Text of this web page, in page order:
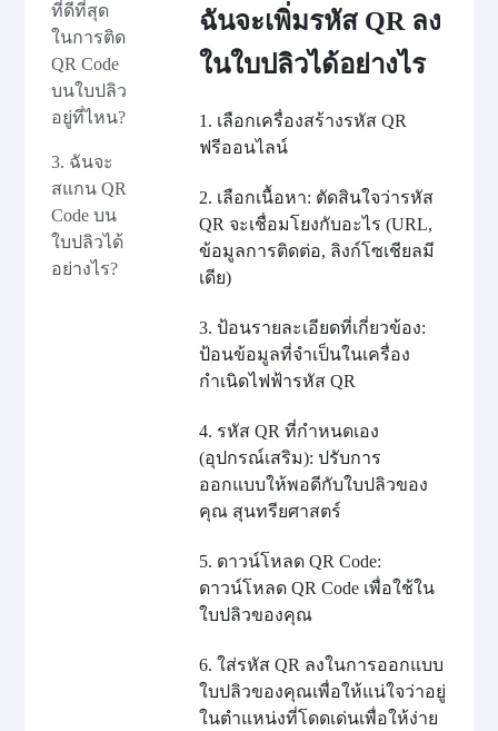
ที่ดีที่สุด
ในการติด
QR Code
บนใบปลิว
อยู่ที่ไหน?
3. ฉันจะ
สแกน QR
Code บน
ใบปลิวได้
อย่างไร?
ฉันจะเพิ่มรหัส QR ลง
ในใบปลิวได้อย่างไร
1. เลือกเครื่องสร้างรหัส QR
ฟรีออนไลน์
2. เลือกเนื้อหา: ตัดสินใจว่ารหัส
QR จะเชื่อมโยงกับอะไร (URL,
ข้อมูลการติดต่อ, ลิงก์โซเชียลมี
เดีย)
3. ป้อนรายละเอียดที่เกี่ยวข้อง:
ป้อนข้อมูลที่จำเป็นในเครื่อง
กำเนิดไฟฟ้ารหัส QR
4. รหัส QR ที่กำหนดเอง
(อุปกรณ์เสริม): ปรับการ
ออกแบบให้พอดีกับใบปลิวของ
คุณ สุนทรียศาสตร์
5. ดาวน์โหลด QR Code:
ดาวน์โหลด QR Code เพื่อใช้ใน
ใบปลิวของคุณ
6. ใส่รหัส QR ลงในการออกแบบ
ใบปลิวของคุณเพื่อให้แน่ใจว่าอยู่
ในตำแหน่งที่โดดเด่นเพื่อให้ง่าย